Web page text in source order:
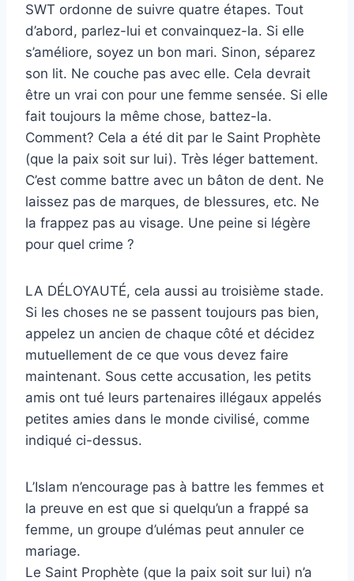
SWT ordonne de suivre quatre étapes. Tout
d’abord, parlez-lui et convainquez-la. Si elle
s’améliore, soyez un bon mari. Sinon, séparez
son lit. Ne couche pas avec elle. Cela devrait
être un vrai con pour une femme sensée. Si elle
fait toujours la même chose, battez-la.
Comment? Cela a été dit par le Saint Prophète
(que la paix soit sur lui). Très léger battement.
C’est comme battre avec un bâton de dent. Ne
laissez pas de marques, de blessures, etc. Ne
la frappez pas au visage. Une peine si légère
pour quel crime ?
LA DÉLOYAUTÉ, cela aussi au troisième stade.
Si les choses ne se passent toujours pas bien,
appelez un ancien de chaque côté et décidez
mutuellement de ce que vous devez faire
maintenant. Sous cette accusation, les petits
amis ont tué leurs partenaires illégaux appelés
petites amies dans le monde civilisé, comme
indiqué ci-dessus.
L’Islam n’encourage pas à battre les femmes et
la preuve en est que si quelqu’un a frappé sa
femme, un groupe d’ulémas peut annuler ce
mariage.
Le Saint Prophète (que la paix soit sur lui) n’a